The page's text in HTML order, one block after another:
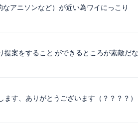
アニソンなど）が近い為ワイにっこり
案をすること ができるところが素敵だ
す、ありがとうございます（？？？？）